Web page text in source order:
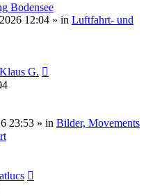
Bodensee
12:04 » in Luftfahrt- und
Klaus G.
23:53 » in Bilder, Movements
atlucs